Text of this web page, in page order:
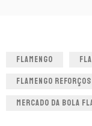
FLAMENGO
FLAMENGO REFORÇOS
MERCADO DA BOLA